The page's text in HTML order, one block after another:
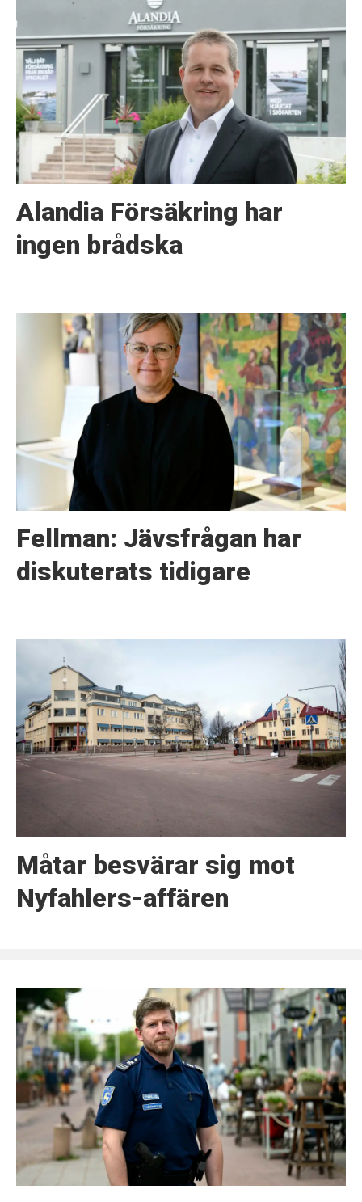
Alandia Försäkring har
ingen brådska
Fellman: Jävsfrågan har
diskuterats tidigare
Måtar besvärar sig mot
Nyfahlers-affären